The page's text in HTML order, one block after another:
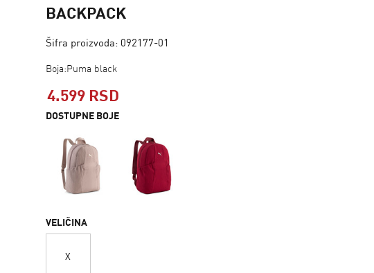
BACKPACK
Šifra proizvoda: 092177-01
Boja:Puma black
4.599 RSD
DOSTUPNE BOJE
VELIČINA
X